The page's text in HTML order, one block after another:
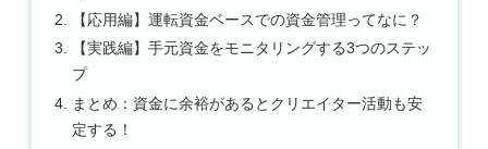
【応用編】運転資金ベースでの資金管理ってなに？
【実践編】手元資金をモニタリングする3つのステッ
プ
まとめ：資金に余裕があるとクリエイター活動も安
定する！